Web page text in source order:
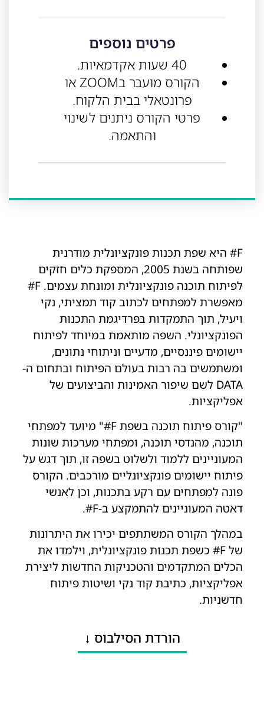
פרטים נוספים
40 שעות אקדמאיות.
הקורס מועבר בZOOM או
פרונטאלי בבית הלקוח.
פרטי הקורס ניתנים לשינוי
והתאמה.
F# היא שפת תכנות פונקציונלית מודרנית
שפותחה בשנת 2005, המספקת כלים חזקים
לפיתוח תוכנה פונקציונלית ומונחת עצמים. F#
מאפשרת למפתחים לכתוב קוד תמציתי, נקי
ויעיל, תוך התמקדות בפרדיגמת התכנות
הפונקציונלי. השפה מותאמת במיוחד לפיתוח
יישומים פיננסיים, מדעיים וניתוחי נתונים,
ומשתמשים בה רבות בעולם הפיתוח ובתחום ה-
DATA לשם שיפור האמינות והביצועים של
אפליקציות.
"קורס פיתוח תוכנה בשפת F#" מיועד למפתחי
תוכנה, מהנדסי תוכנה, ומפתחי מערכות שונות
המעוניינים ללמוד ולשלוט בשפה זו, תוך דגש על
פיתוח יישומים פונקציונליים מורכבים. הקורס
פונה למפתחים עם רקע בתכנות, וכן לאנשי
דאטה המעוניינים להתמקצע ב-F#.
במהלך הקורס המשתתפים יכירו את היתרונות
של F# כשפת תכנות פונקציונלית, וילמדו את
הכלים המתקדמים והטכניקות החדשות ליצירת
אפליקציות, כתיבת קוד נקי ושיטות פיתוח
חדשניות.
הורדת הסילבוס ↓